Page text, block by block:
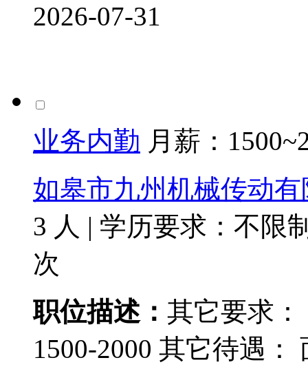
2026-07-31
业务内勤 月薪：
如皋市九州机械传动
3 人 | 学历要求：不限
次
职位描述： 其它要求
1500-2000 其它待遇：